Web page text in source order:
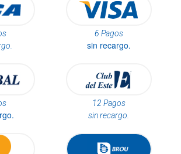
6 Pagos
sin recargo.
12 Pagos
sin recargo.